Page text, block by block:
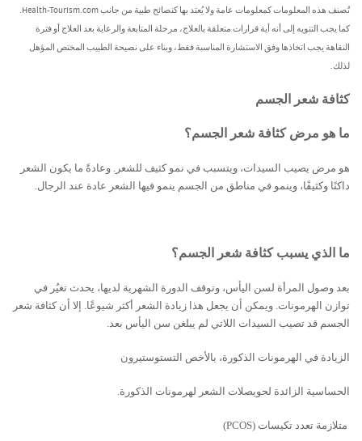
تُصنف هذه المعلومات كمعلومات عامة ولا يُعتد بها كنصائح طبية من جانب Health-Tourism.com.
كما يجب التنويه إلى أنه أية قرارات متعلقة بالعلاج، مرحلة المتابعة والرعاية بعد العلاج أو فترة
النقاهة يجب اتخاذها وفق الاستشارة المناسبة فقط، وبناء على نصيحة الطبيب المختص المؤهل
لذلك.
كثافة شعر الجسم
ما ھو مرض كثافة شعر الجسم؟
هو مرض يصيب السيدات، ويتسبب في نمو كثيف للشعر. وعادةً ما يكون الشعر
داكنًا وكثيفًا، وينمو في مناطق من الجسم ينمو فيها الشعر عادة عند الرجال.
ما الذي يسبب كثافة شعر الجسم؟
بعد وصول المرأة لسن اليأس، وتوقف الدورة الشهرية لديها، يحدث تغيُر في
توازن الھرمونات. ويمكن ﺃن يجعل هذا زيادة الشعر أكثر شيوعًا. إلا ﺃن كثافة شعر
الجسم قد تصيب السيدات اللاتي لم يبلغن سن اليأس بعد.
الزيادة في الهرمونات الذكورة، بالأخص التستوستيرون
الحساسية الزائدة لحويصلات الشعر لھرمونات الذكورة.
متلازمة تعدد تكيسات (PCOS
)